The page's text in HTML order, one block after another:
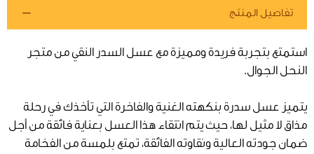
تفاصيل المنتج
استمتع بتجربة فريدة ومميزة مع عسل السدر النقي من متجر
النحل الجوال.
يتميز عسل سدرة بنكهته الغنية والفاخرة التي تأخذك في رحلة
مذاق لا مثيل لها، حيث يتم انتقاء هذا العسل بعناية فائقة من أجل
ضمان جودته العالية ونقاوته الفائقة، تمتع بلمسة من الفخامة